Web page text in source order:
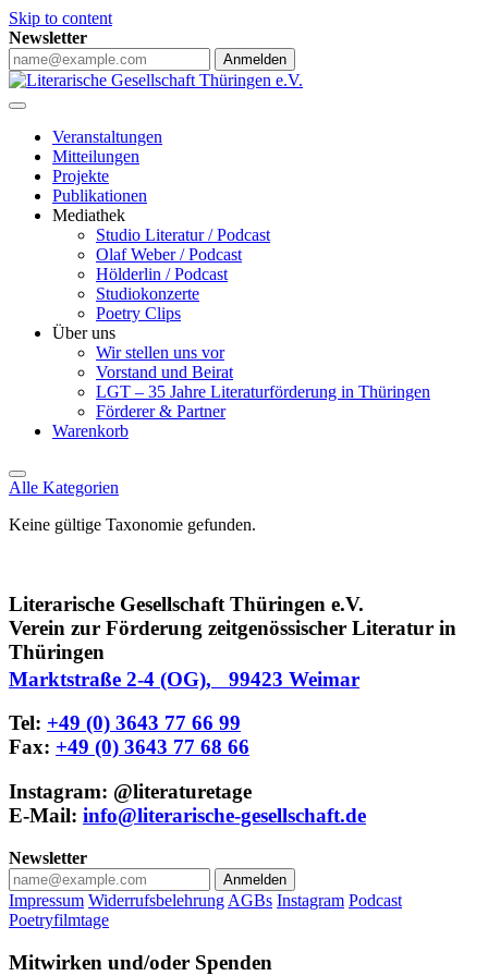
Skip to content
Newsletter
Anmelden
Veranstaltungen
Mitteilungen
Projekte
Publikationen
Mediathek
Studio Literatur / Podcast
Olaf Weber / Podcast
Hölderlin / Podcast
Studiokonzerte
Poetry Clips
Über uns
Wir stellen uns vor
Vorstand und Beirat
LGT – 35 Jahre Literaturförderung in Thüringen
Förderer & Partner
Warenkorb
Alle Kategorien
Keine gültige Taxonomie gefunden.
Literarische Gesellschaft Thüringen e.V.
Verein zur Förderung zeitgenössischer Literatur in
Thüringen
Marktstraße 2-4 (OG), 99423 Weimar
Tel: +49 (0) 3643 77 66 99
Fax: +49 (0) 3643 77 68 66
Instagram: @literaturetage
E-Mail: info@literarische-gesellschaft.de
Newsletter
Anmelden
Impressum Widerrufsbelehrung AGBs Instagram Podcast
Poetryfilmtage
Mitwirken und/oder Spenden